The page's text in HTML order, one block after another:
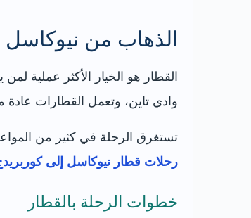
الذهاب من نيوكاسل
وادي تاين، وتعمل القطارات عادة
تستغرق الرحلة في كثير من المواعيد نحو نصف ساعة إلى 40 دقيقة، لكن عدد الرحلات
رحلات قطار نيوكاسل إلى
خطوات الرحلة بالقطار